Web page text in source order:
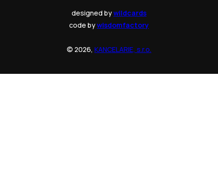
designed bywildcards
code bywisdomfactory
© 2026, KANCELARIE, s.r.o.